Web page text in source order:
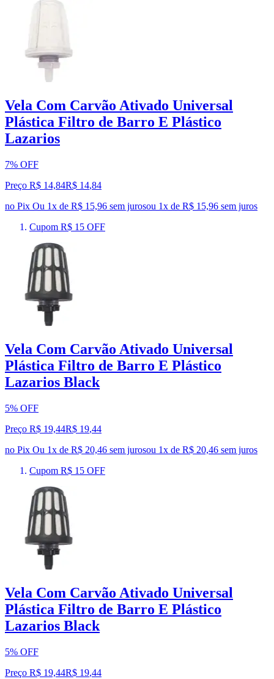
Vela Com Carvão Ativado Universal
Plástica Filtro de Barro E Plástico
Lazarios
7% OFF
Preço R$ 14,84R$ 14,84
no Pix Ou 1x de R$ 15,96 sem jurosou 1x de R$ 15,96 sem juros
Cupom R$ 15 OFF
Vela Com Carvão Ativado Universal
Plástica Filtro de Barro E Plástico
Lazarios Black
5% OFF
Preço R$ 19,44R$ 19,44
no Pix Ou 1x de R$ 20,46 sem jurosou 1x de R$ 20,46 sem juros
Cupom R$ 15 OFF
Vela Com Carvão Ativado Universal
Plástica Filtro de Barro E Plástico
Lazarios Black
5% OFF
Preço R$ 19,44R$ 19,44